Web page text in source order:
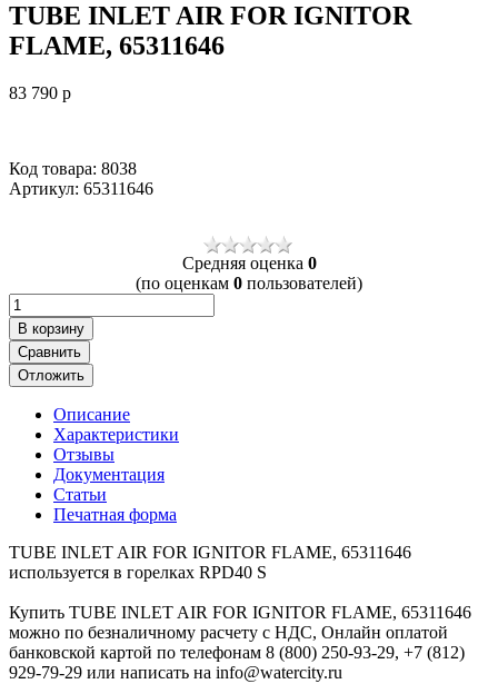
TUBE INLET AIR FOR IGNITOR
FLAME, 65311646
83 790 p
Код товара: 8038
Артикул: 65311646
Cредняя оценка 0
(по оценкам 0 пользователей)
В корзину
Сравнить
Отложить
Описание
Характеристики
Отзывы
Документация
Статьи
Печатная форма
TUBE INLET AIR FOR IGNITOR FLAME, 65311646
используется в горелках RPD40 S
Купить TUBE INLET AIR FOR IGNITOR FLAME, 65311646
можно по безналичному расчету с НДС, Онлайн оплатой
банковской картой по телефонам 8 (800) 250-93-29, +7 (812)
929-79-29 или написать на info@watercity.ru